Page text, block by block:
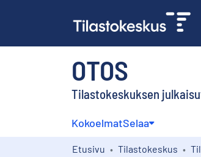
OTOS
Tilastokeskuksen
KokoelmatSelaa
Etusivu Tilastokeskus